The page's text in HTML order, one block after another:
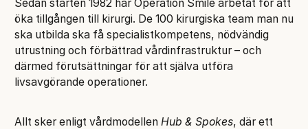
Sedan starten 1982 har Operation Smile arbetat för att
öka tillgången till kirurgi. De 100 kirurgiska team man nu
ska utbilda ska få specialistkompetens, nödvändig
utrustning och förbättrad vårdinfrastruktur – och
därmed förutsättningar för att själva utföra
livsavgörande operationer.
Allt sker enligt vårdmodellen Hub & Spokes, där ett